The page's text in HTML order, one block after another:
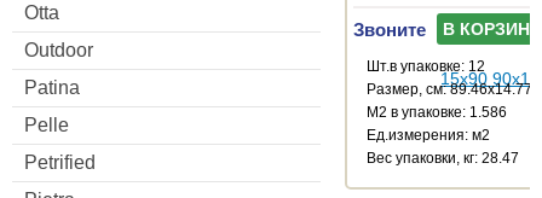
Otta
Outdoor
Patina
Pelle
Petrified
Звоните В КОРЗИНУ
Шт.в упаковке: 12
Размер, см: 89.46x14.77
М2 в упаковке: 1.586
Ед.измерения: м2
Веc упаковки, кг: 28.47